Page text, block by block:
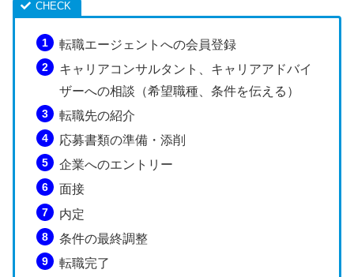
転職エージェントへの会員登録
キャリアコンサルタント、キャリアアドバイ
ザーへの相談（希望職種、条件を伝える）
転職先の紹介
応募書類の準備・添削
企業へのエントリー
面接
内定
条件の最終調整
転職完了